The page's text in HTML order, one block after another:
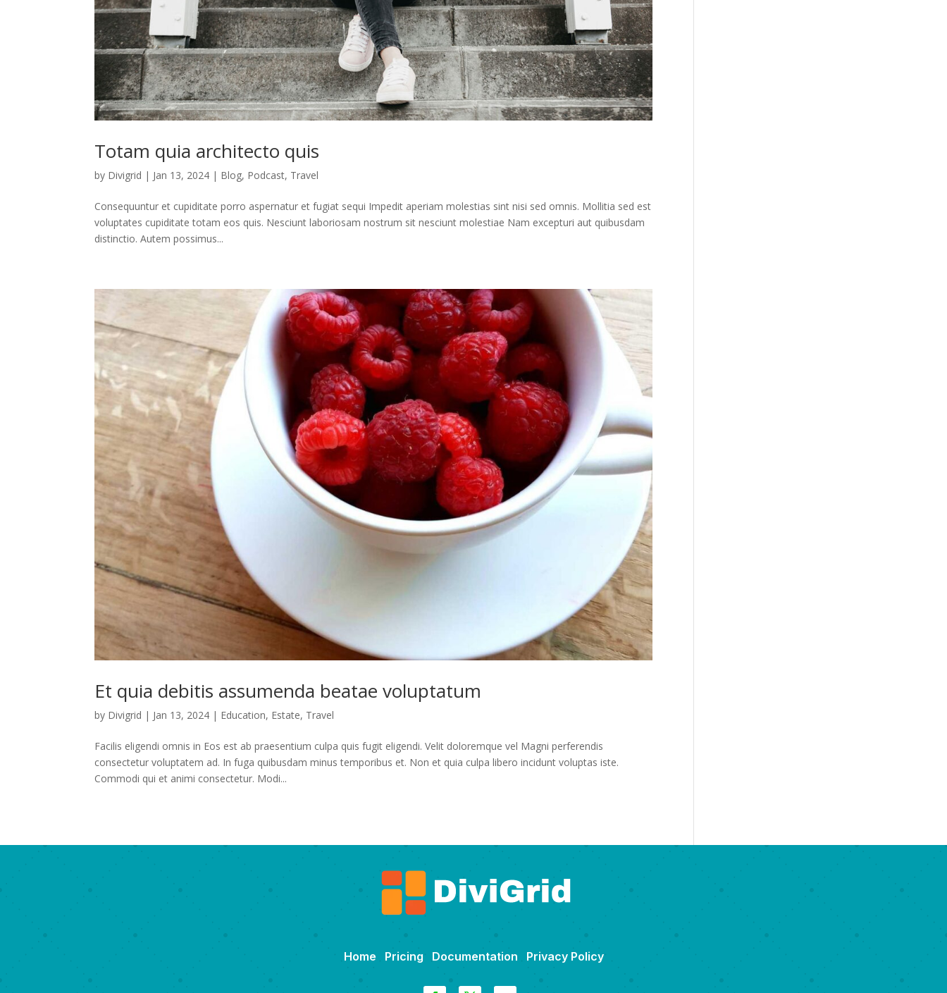
Totam quia architecto quis
by Divigrid | Jan 13, 2024 | Blog, Podcast, Travel
Consequuntur et cupiditate porro aspernatur et fugiat sequi Impedit aperiam molestias sint nisi sed omnis. Mollitia sed est
voluptates cupiditate totam eos quis. Nesciunt laboriosam nostrum sit nesciunt molestiae Nam excepturi aut quibusdam
distinctio. Autem possimus...
Et quia debitis assumenda beatae voluptatum
by Divigrid | Jan 13, 2024 | Education, Estate, Travel
Facilis eligendi omnis in Eos est ab praesentium culpa quis fugit eligendi. Velit doloremque vel Magni perferendis
consectetur voluptatem ad. In fuga quibusdam minus temporibus et. Non et quia culpa libero incidunt voluptas iste.
Commodi qui et animi consectetur. Modi...
Home Pricing Documentation Privacy Policy